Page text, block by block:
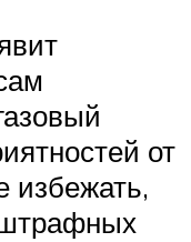
от
избежать,